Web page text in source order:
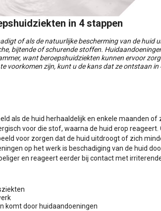
in 4 stappen
of als de natuurlijke bescherming van de huid
bijtende of schurende stoffen.
want beroepshuidziekten kunnen ervoor
voorkomen zijn, kunt u de kans dat ze ontstaan
als de huid herhaaldelijk en enkele maanden
voor die stof, waarna de huid erop reageert.
voor zorgen dat de huid uitdroogt of zich
op het werk is beschadiging van de huid
en reageert eerder bij contact met
komt door huidaandoeningen